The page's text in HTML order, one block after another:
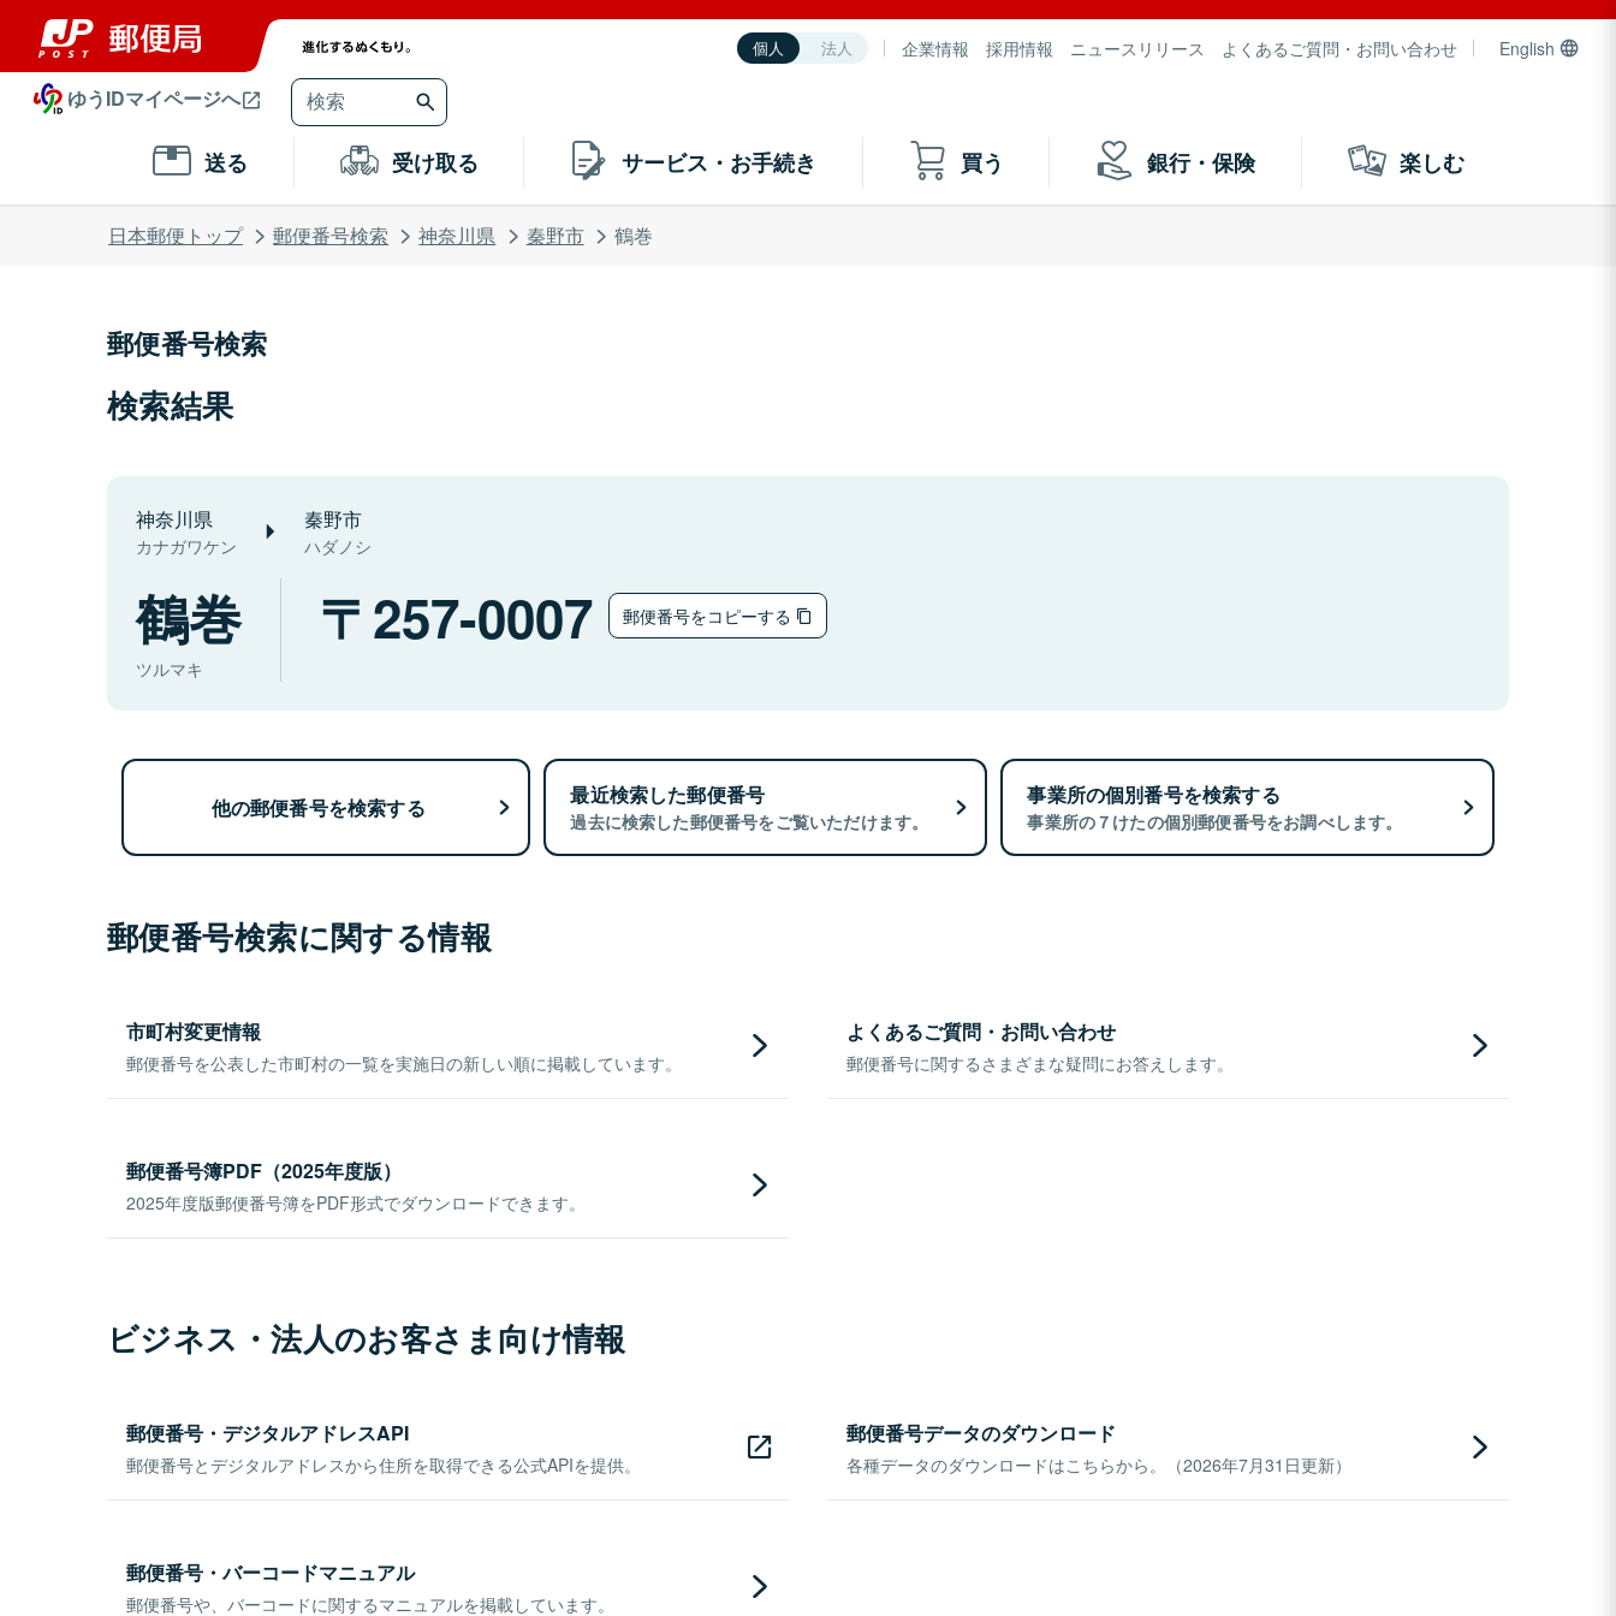
個人 法人 企業情報 採用情報 ニュースリリース よくあるご質問・お問い合わせ English
ゆうIDマイページへ
送る 受け取る サービス・お手続き 買う 銀行・保険 楽しむ
日本郵便トップ 郵便番号検索 神奈川県 秦野市 鶴巻
郵便番号検索
検索結果
神奈川県
カナガワケン
秦野市
ハダノシ
鶴巻
ツルマキ
257-0007 郵便番号をコピーする
他の郵便番号を検索する 最近検索した郵便番号
過去に検索した郵便番号をご覧いただけます。
事業所の個別番号を検索する
事業所の７けたの個別郵便番号をお調べします。
郵便番号検索に関する情報
市町村変更情報
郵便番号を公表した市町村の一覧を実施日の新しい順に掲載しています。
よくあるご質問・お問い合わせ
郵便番号に関するさまざまな疑問にお答えします。
郵便番号簿PDF（2025年度版）
2025年度版郵便番号簿をPDF形式でダウンロードできます。
ビジネス・法人のお客さま向け情報
郵便番号・デジタルアドレスAPI
郵便番号とデジタルアドレスから住所を取得できる公式APIを提供。
郵便番号データのダウンロード
各種データのダウンロードはこちらから。（2026年7月31日更新）
郵便番号・バーコードマニュアル
郵便番号や、バーコードに関するマニュアルを掲載しています。